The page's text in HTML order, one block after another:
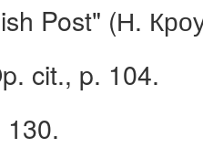
Post" (Н.
cit., p. 104.